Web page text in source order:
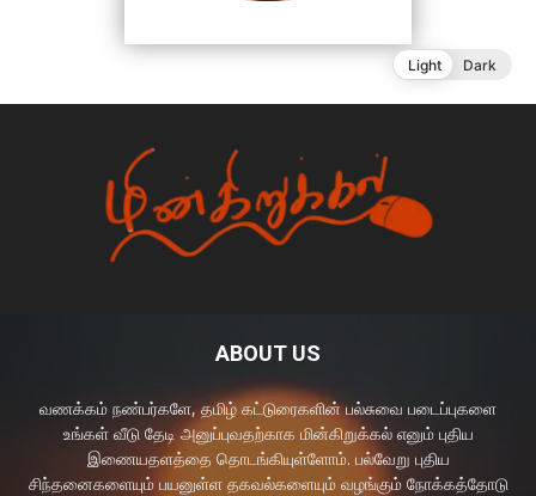
ABOUT US
வணக்கம் நண்பர்களே, தமிழ் கட்டுரைகளின் பல்சுவை படைப்புகளை
உங்கள் வீடு தேடி அனுப்புவதற்காக மின்கிறுக்கல் எனும் புதிய
இணையதளத்தை தொடங்கியுள்ளோம். பல்வேறு புதிய
சிந்தனைகளையும் பயனுள்ள தகவல்களையும் வழங்கும் நோக்கத்தோடு